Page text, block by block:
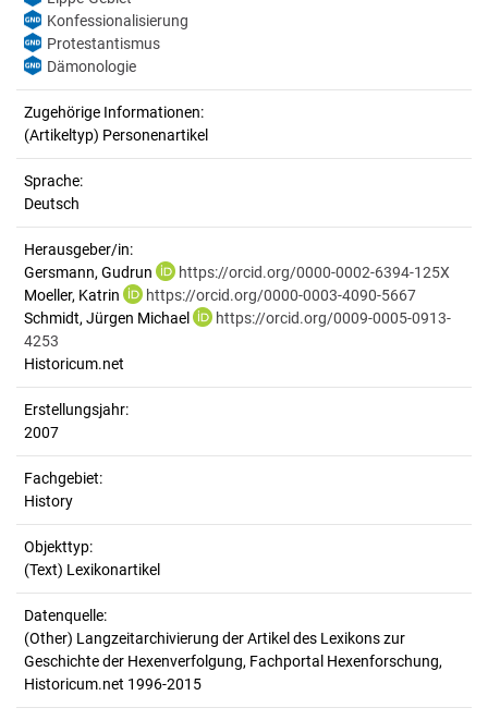
Konfessionalisierung
Protestantismus
Dämonologie
Zugehörige Informationen:
(Artikeltyp) Personenartikel
Sprache:
Deutsch
Herausgeber/in:
Gersmann, Gudrun
https://orcid.org/0000-0002-6394-125X
Moeller, Katrin
https://orcid.org/0000-0003-4090-5667
Schmidt, Jürgen Michael
https://orcid.org/0009-0005-0913-
4253
Historicum.net
Erstellungsjahr:
2007
Fachgebiet:
History
Objekttyp:
(Text) Lexikonartikel
Datenquelle:
(Other) Langzeitarchivierung der Artikel des Lexikons zur
Geschichte der Hexenverfolgung, Fachportal Hexenforschung,
Historicum.net 1996-2015